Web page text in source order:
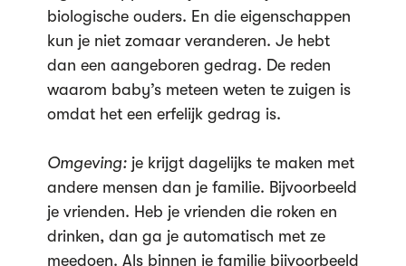
biologische ouders. En die eigenschappen
kun je niet zomaar veranderen. Je hebt
dan een aangeboren gedrag. De reden
waarom baby’s meteen weten te zuigen is
omdat het een erfelijk gedrag is.
Omgeving:je krijgt dagelijks te maken met
andere mensen dan je familie. Bijvoorbeeld
je vrienden. Heb je vrienden die roken en
drinken, dan ga je automatisch met ze
meedoen. Als binnen je familie bijvoorbeeld